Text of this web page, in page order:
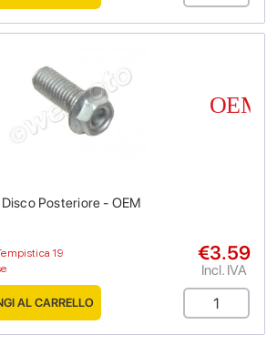
Posteriore - OEM
19
€3.59
Incl. IVA
AL CARRELLO